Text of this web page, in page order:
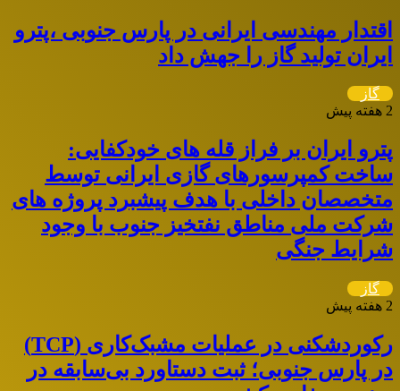
اقتدار مهندسی ایرانی در پارس جنوبی ،پترو
ایران تولید گاز را جهش داد
گاز
2 هفته پیش
پترو ایران بر فراز قله های خودکفایی:
ساخت کمپرسورهای گازی ایرانی توسط
متخصصان داخلی با هدف پیشبرد پروژه های
شرکت ملی مناطق نفتخیز جنوب با وجود
شرایط جنگی
گاز
2 هفته پیش
رکوردشکنی در عملیات مشبک‌کاری (TCP)
در پارس جنوبی؛ ثبت دستاورد بی‌سابقه در